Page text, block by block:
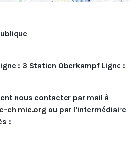
: 3 Station Oberkampf Ligne :
nous contacter par mail à
chimie.org ou par l'intermédiaire
: